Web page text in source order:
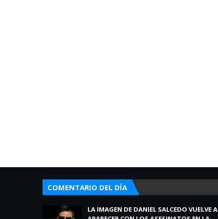
COMENTARIO DEL DÍA
LA IMAGEN DE DANIEL SALCEDO VUELVE A